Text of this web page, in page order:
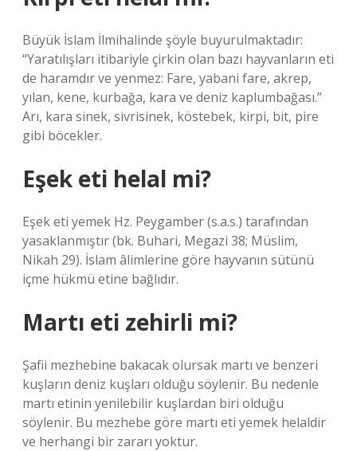
Büyük İslam İlmihalinde şöyle buyurulmaktadır:
“Yaratılışları itibariyle çirkin olan bazı hayvanların eti
de haramdır ve yenmez: Fare, yabani fare, akrep,
yılan, kene, kurbağa, kara ve deniz kaplumbağası.”
Arı, kara sinek, sivrisinek, köstebek, kirpi, bit, pire
gibi böcekler.
Eşek eti helal mi?
Eşek eti yemek Hz. Peygamber (s.a.s.) tarafından
yasaklanmıştır (bk. Buhari, Megazi 38; Müslim,
Nikah 29). İslam âlimlerine göre hayvanın sütünü
içme hükmü etine bağlıdır.
Martı eti zehirli mi?
Şafii mezhebine bakacak olursak martı ve benzeri
kuşların deniz kuşları olduğu söylenir. Bu nedenle
martı etinin yenilebilir kuşlardan biri olduğu
söylenir. Bu mezhebe göre martı eti yemek helaldir
ve herhangi bir zararı yoktur.